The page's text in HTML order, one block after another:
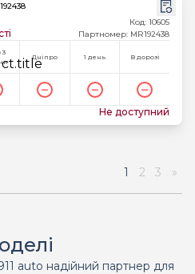
Код: 10605
Партномер: MR192438
3
Дніпро 1 день В дорозі
Не доступний
1 2 3 »
auto надійний партнер для